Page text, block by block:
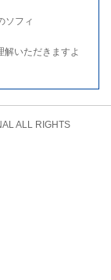
ソフィ
いただきますよ